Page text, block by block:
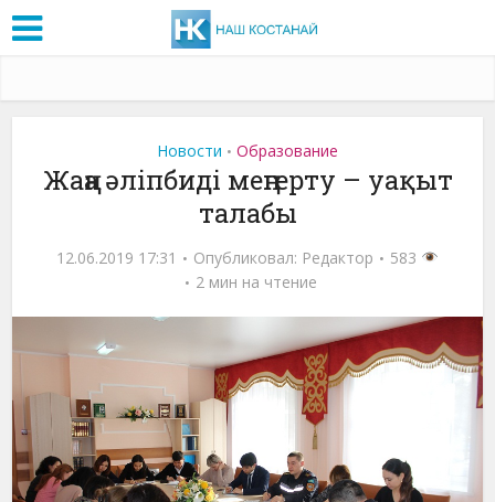
Новости • Образование
Жаңа әліпбиді меңгерту – уақыт
талабы
12.06.2019 17:31 Опубликовал: Редактор
583
2 мин на чтение